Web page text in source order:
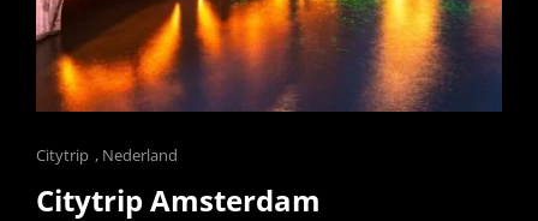
Cat
Links
Citytrip , Nederland
Citytrip Amsterdam